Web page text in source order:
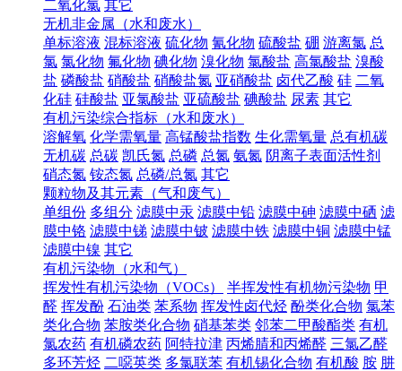
二氧化氯 其它
无机非金属（水和废水）
单标溶液 混标溶液 硫化物 氰化物 硫酸盐 硼 游离氯 总
氯 氯化物 氟化物 碘化物 溴化物 氯酸盐 高氯酸盐 溴酸
盐 磷酸盐 硝酸盐 硝酸盐氮 亚硝酸盐 卤代乙酸 硅 二氧
化硅 硅酸盐 亚氯酸盐 亚硫酸盐 碘酸盐 尿素 其它
有机污染综合指标（水和废水）
溶解氧 化学需氧量 高锰酸盐指数 生化需氧量 总有机碳
无机碳 总碳 凯氏氮 总磷 总氮 氨氮 阴离子表面活性剂
硝态氮 铵态氮 总磷/总氮 其它
颗粒物及其元素（气和废气）
单组份 多组分 滤膜中汞 滤膜中铅 滤膜中砷 滤膜中硒 滤
膜中铬 滤膜中锑 滤膜中铍 滤膜中铁 滤膜中铜 滤膜中锰
滤膜中镍 其它
有机污染物（水和气）
挥发性有机污染物（VOCs）
半挥发性有机物污染物 甲
醛 挥发酚 石油类 苯系物 挥发性卤代烃 酚类化合物 氯苯
类化合物 苯胺类化合物 硝基苯类 邻苯二甲酸酯类 有机
氯农药 有机磷农药 阿特拉津 丙烯腈和丙烯醛 三氯乙醛
多环芳烃 二噁英类 多氯联苯 有机锡化合物 有机酸 胺 肼